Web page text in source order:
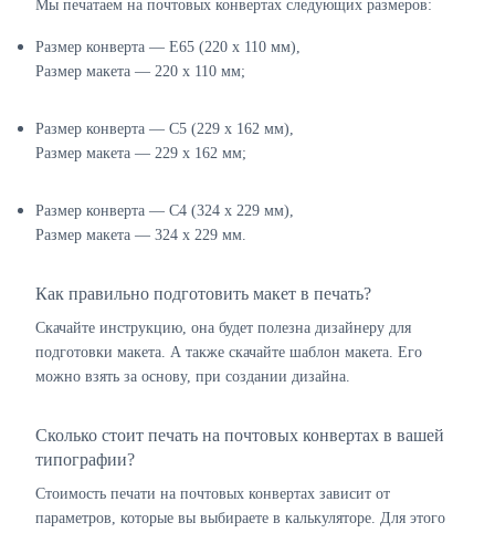
Мы печатаем на почтовых конвертах следующих размеров:
Размер конверта — E65 (220 х 110 мм),
Размер макета — 220 х 110 мм;
Размер конверта — C5 (229 х 162 мм),
Размер макета — 229 х 162 мм;
Размер конверта — C4 (324 х 229 мм),
Размер макета — 324 х 229 мм.
Как правильно подготовить макет в печать?
Скачайте инструкцию, она будет полезна дизайнеру для
подготовки макета. А также скачайте шаблон макета. Его
можно взять за основу, при создании дизайна.
Сколько стоит печать на почтовых конвертах в вашей
типографии?
Стоимость печати на почтовых конвертах зависит от
параметров, которые вы выбираете в калькуляторе. Для этого